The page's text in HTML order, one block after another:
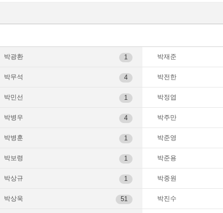
박광환 1
박무석 4
박민선 1
박병우 4
박병훈 1
박보령 1
박상규 1
박상욱 51
박재준
박전한
박정엽
박주만
박준영
박준용
박중원
박진수